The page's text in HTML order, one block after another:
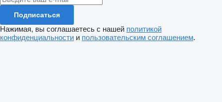
Подписаться
Нажимая, вы соглашаетесь с нашей политикой
конфиденциальности и пользовательским соглашением.